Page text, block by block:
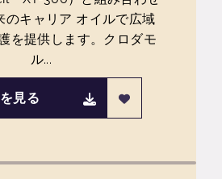
のキャリア オイルで広域
を提供します。クロダモ
ル...
見る